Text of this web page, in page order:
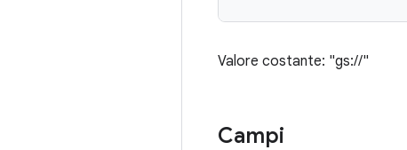
Valore costante: "gs://"
Campi